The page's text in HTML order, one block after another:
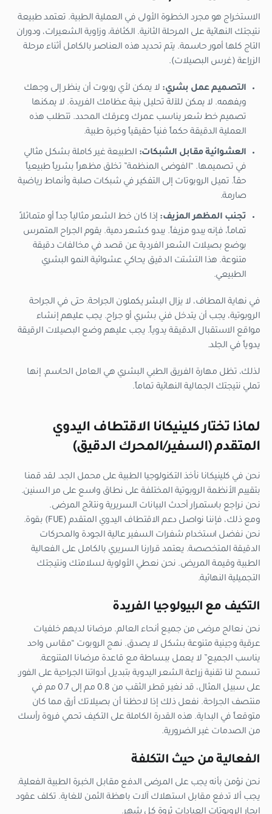
الاستخراج هو مجرد الخطوة الأولى في العملية الطبية. تعتمد طبيعة
نتيجتك النهائية على المرحلة الثانية. الكثافة، وزاوية الشعيرات، ودوران
التاج كلها أمور حاسمة. يتم تحديد هذه العناصر بالكامل أثناء مرحلة
الزراعة (غرس البصيلات).
التصميم عمل بشري: لا يمكن لأي روبوت أن ينظر إلى وجهك
ويفهمه. لا يمكن للآلة تحليل بنية عظامك الفريدة. لا يمكنها
تصميم خط شعر يناسب عمرك وعرقك المحدد. تتطلب هذه
العملية الدقيقة حكماً فنياً حقيقياً وخبرة طبية.
العشوائية مقابل الشبكات: الطبيعة غير كاملة بشكل مثالي
في تصميمها. “الفوضى المنظمة” تخلق مظهراً بشرياً طبيعياً
حقاً. تميل الروبوتات إلى التفكير في شبكات صلبة وأنماط رياضية
صارمة.
تجنب المظهر المزيف: إذا كان خط الشعر مثالياً جداً أو متماثلاً
تماماً، فإنه يبدو مزيفاً. يبدو كشعر دمية. يقوم الجراح المتمرس
بوضع بصيلات الشعر الفردية عن قصد في مخالفات دقيقة
متنوعة. هذا التشتت الدقيق يحاكي عشوائية النمو البشري
الطبيعي.
في نهاية المطاف، لا يزال البشر يكملون الجراحة. حتى في الجراحة
الروبوتية، يجب أن يتدخل فني بشري أو جراح. يجب عليهم إنشاء
مواقع الاستقبال الدقيقة يدوياً. يجب عليهم وضع البصيلات الرقيقة
يدوياً في الجلد.
لذلك، تظل مهارة الفريق الطبي البشري هي العامل الحاسم. إنها
تملي نتيجتك الجمالية النهائية تماماً.
لماذا تختار كلينيكانا الاقتطاف اليدوي
المتقدم (السفير/المحرك الدقيق)
نحن في كلينيكانا نأخذ التكنولوجيا الطبية على محمل الجد. لقد قمنا
بتقييم الأنظمة الروبوتية المختلفة على نطاق واسع على مر السنين.
نحن نراجع باستمرار أحدث البيانات السريرية ونتائج المرضى.
ومع ذلك، فإننا نواصل دعم الاقتطاف اليدوي المتقدم (FUE) بقوة.
نحن نفضل استخدام شفرات السفير عالية الجودة والمحركات
الدقيقة المتخصصة. يعتمد قرارنا السريري بالكامل على الفعالية
الطبية وقيمة المريض. نحن نعطي الأولوية لسلامتك ونتيجتك
التجميلية النهائية.
التكيف مع البيولوجيا الفريدة
نحن نعالج مرضى من جميع أنحاء العالم. مرضانا لديهم خلفيات
عرقية وجينية متنوعة بشكل لا يصدق. نهج الروبوت “مقاس واحد
يناسب الجميع” لا يعمل ببساطة مع قاعدة مرضانا المتنوعة.
تسمح لنا تقنية زراعة الشعر اليدوية بتبديل أدواتنا الجراحية على الفور.
على سبيل المثال، قد نغير قطر الثقب من 0.8 مم إلى 0.7 مم في
منتصف الجراحة. نفعل ذلك إذا لاحظنا أن بصيلاتك أرق مما كان
متوقعاً في البداية. هذه القدرة الكاملة على التكيف تحمي فروة رأسك
من الصدمات غير الضرورية.
الفعالية من حيث التكلفة
نحن نؤمن بأنه يجب على المرضى الدفع مقابل الخبرة الطبية الفعلية.
يجب ألا تدفع مقابل استهلاك آلات باهظة الثمن للغاية. تكلف عقود